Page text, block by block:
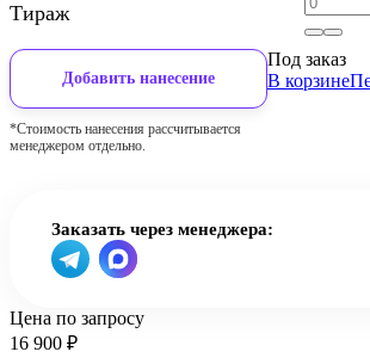
Тираж
Добавить нанесение
*Стоимость нанесения рассчитывается
менеджером отдельно.
Под заказ
В корзине
Заказать через менеджера:
Цена по запросу
16 900 ₽